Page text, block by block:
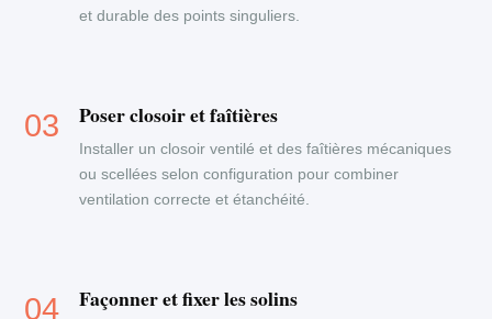
et durable des points singuliers.
Poser closoir et faîtières
Installer un closoir ventilé et des faîtières mécaniques
ou scellées selon configuration pour combiner
ventilation correcte et étanchéité.
Façonner et fixer les solins